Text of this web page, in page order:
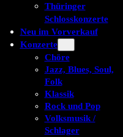
Thüringer
Schlosskonzerte
Neu im Vorverkauf
Konzerte
Chöre
Jazz, Blues, Soul,
Folk
Klassik
Rock und Pop
Volksmusik /
Schlager